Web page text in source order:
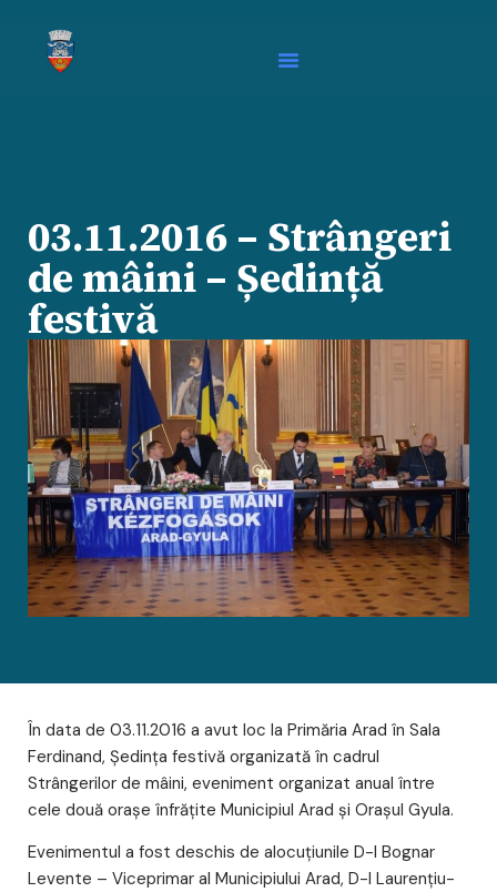
03.11.2016 – Strângeri
de mâini – Ședință
festivă
În data de 03.11.2016 a avut loc la Primăria Arad în Sala
Ferdinand, Ședința festivă organizată în cadrul
Strângerilor de mâini, eveniment organizat anual între
cele două orașe înfrățite Municipiul Arad și Orașul Gyula.
Evenimentul a fost deschis de alocuțiunile D-l Bognar
Levente – Viceprimar al Municipiului Arad, D-l Laurențiu-